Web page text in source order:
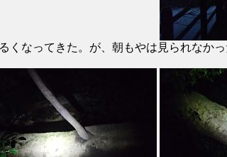
くなってきた。が、朝もやは見られなか